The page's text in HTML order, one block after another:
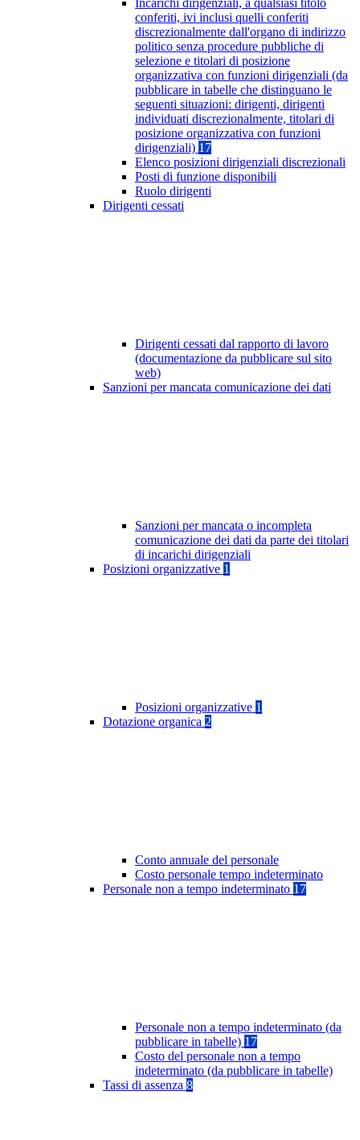
Incarichi dirigenziali, a qualsiasi titolo
conferiti, ivi inclusi quelli conferiti
discrezionalmente dall'organo di indirizzo
politico senza procedure pubbliche di
selezione e titolari di posizione
organizzativa con funzioni dirigenziali (da
pubblicare in tabelle che distinguano le
seguenti situazioni: dirigenti, dirigenti
individuati discrezionalmente, titolari di
posizione organizzativa con funzioni
dirigenziali) 17
Elenco posizioni dirigenziali discrezionali
Posti di funzione disponibili
Ruolo dirigenti
Dirigenti cessati
Dirigenti cessati dal rapporto di lavoro
(documentazione da pubblicare sul sito
web)
Sanzioni per mancata comunicazione dei dati
Sanzioni per mancata o incompleta
comunicazione dei dati da parte dei titolari
di incarichi dirigenziali
Posizioni organizzative 1
Posizioni organizzative 1
Dotazione organica 2
Conto annuale del personale
Costo personale tempo indeterminato
Personale non a tempo indeterminato 17
Personale non a tempo indeterminato (da
pubblicare in tabelle) 17
Costo del personale non a tempo
indeterminato (da pubblicare in tabelle)
Tassi di assenza 8